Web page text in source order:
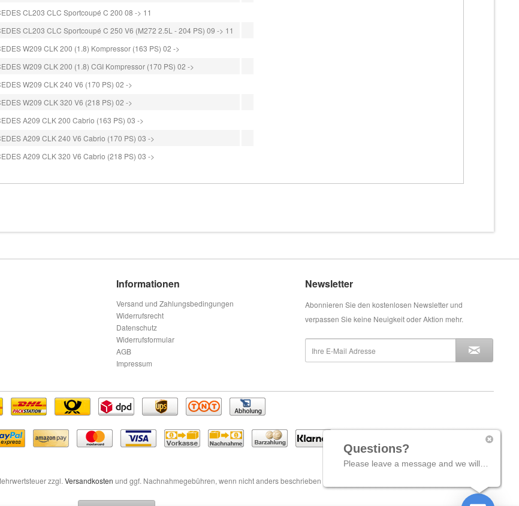
CL203 CLC Sportcoupé C 200 08 -> 11
CL203 CLC Sportcoupé C 250 V6 (M272 2.5L - 204 PS) 09 -> 11
W209 CLK 200 (1.8) Kompressor (163 PS) 02 ->
W209 CLK 200 (1.8) CGI Kompressor (170 PS) 02 ->
W209 CLK 240 V6 (170 PS) 02 ->
W209 CLK 320 V6 (218 PS) 02 ->
A209 CLK 200 Cabrio (163 PS) 03 ->
A209 CLK 240 V6 Cabrio (170 PS) 03 ->
A209 CLK 320 V6 Cabrio (218 PS) 03 ->
Informationen
Versand und Zahlungsbedingungen
Widerrufsrecht
Datenschutz
Widerrufsformular
AGB
Impressum
Newsletter
Abonnieren Sie den kostenlosen Newsletter und
verpassen Sie keine Neuigkeit oder Aktion mehr.
zzgl. Versandkosten und ggf. Nachnahmegebühren, wenn nicht anders beschrieben
Questions?